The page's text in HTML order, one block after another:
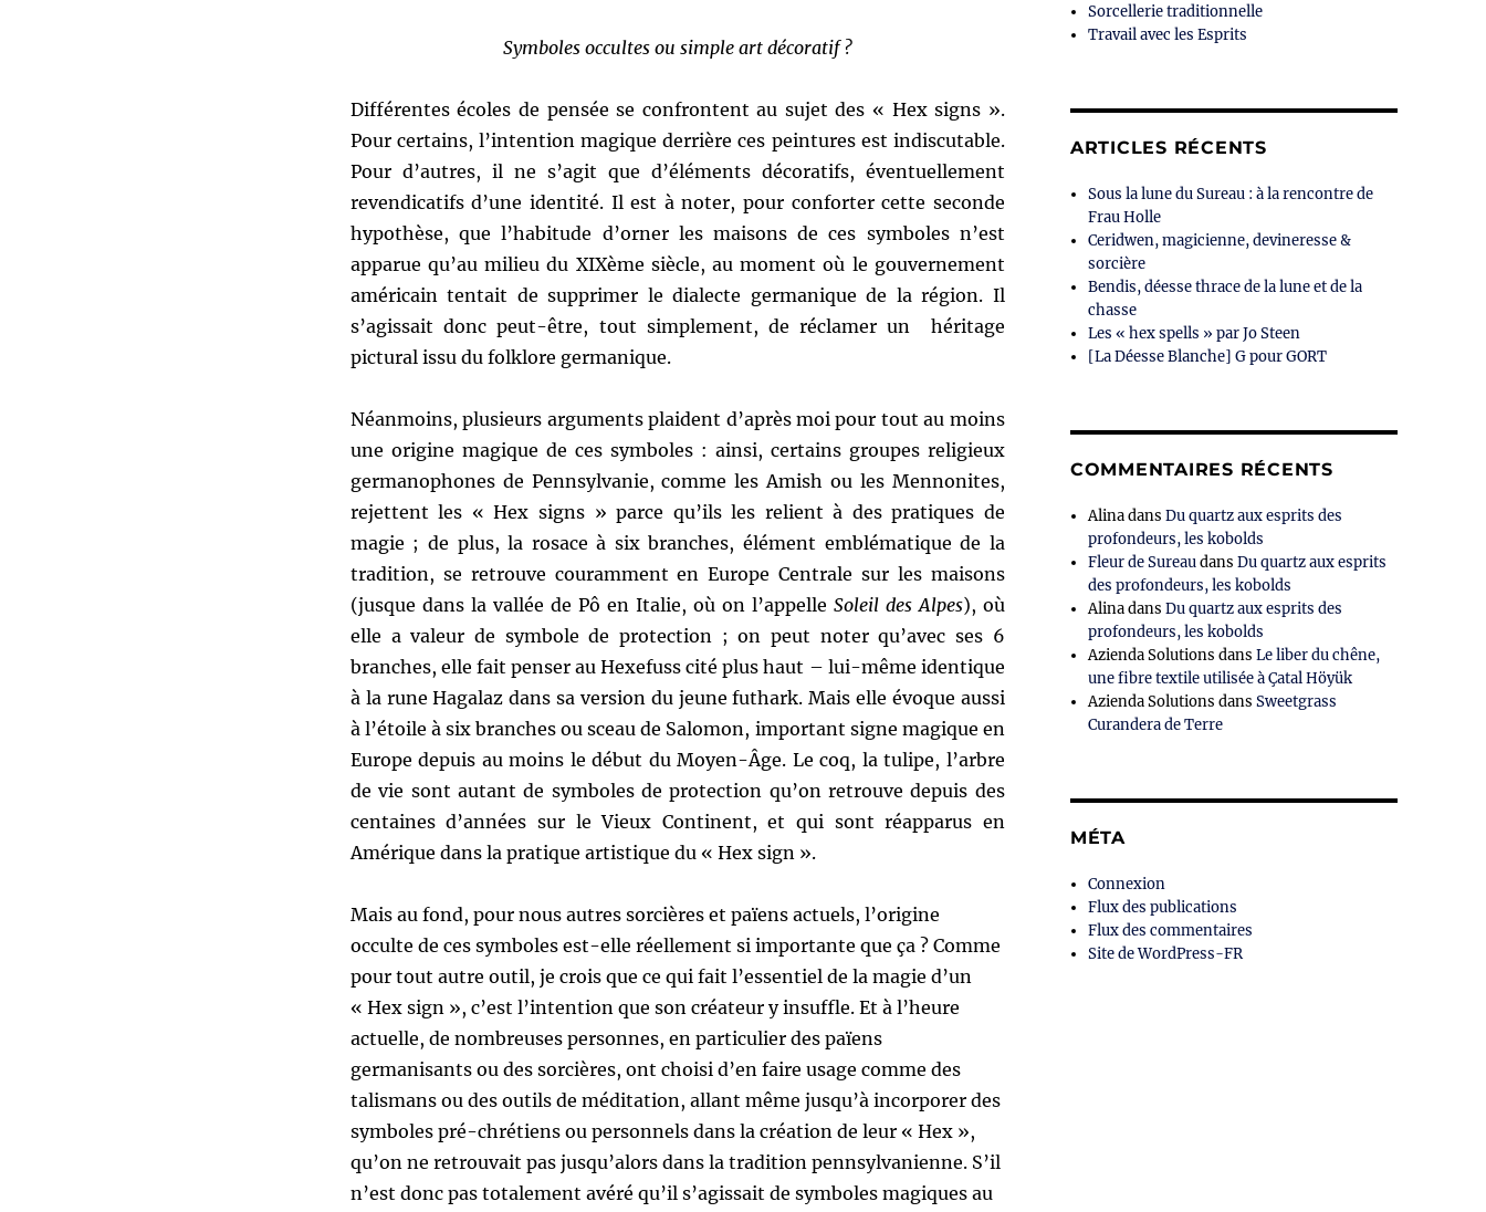
Symboles occultes ou simple art décoratif ?
Différentes écoles de pensée se confrontent au sujet des « Hex signs ».
Pour certains, l’intention magique derrière ces peintures est indiscutable.
Pour d’autres, il ne s’agit que d’éléments décoratifs, éventuellement
revendicatifs d’une identité. Il est à noter, pour conforter cette seconde
hypothèse, que l’habitude d’orner les maisons de ces symboles n’est
apparue qu’au milieu du XIXème siècle, au moment où le gouvernement
américain tentait de supprimer le dialecte germanique de la région. Il
s’agissait donc peut-être, tout simplement, de réclamer un héritage
pictural issu du folklore germanique.
Néanmoins, plusieurs arguments plaident d’après moi pour tout au moins
une origine magique de ces symboles : ainsi, certains groupes religieux
germanophones de Pennsylvanie, comme les Amish ou les Mennonites,
rejettent les « Hex signs » parce qu’ils les relient à des pratiques de
magie ; de plus, la rosace à six branches, élément emblématique de la
tradition, se retrouve couramment en Europe Centrale sur les maisons
(jusque dans la vallée de Pô en Italie, où on l’appelle Soleil des Alpes), où
elle a valeur de symbole de protection ; on peut noter qu’avec ses 6
branches, elle fait penser au Hexefuss cité plus haut – lui-même identique
à la rune Hagalaz dans sa version du jeune futhark. Mais elle évoque aussi
à l’étoile à six branches ou sceau de Salomon, important signe magique en
Europe depuis au moins le début du Moyen-Âge. Le coq, la tulipe, l’arbre
de vie sont autant de symboles de protection qu’on retrouve depuis des
centaines d’années sur le Vieux Continent, et qui sont réapparus en
Amérique dans la pratique artistique du « Hex sign ».
Mais au fond, pour nous autres sorcières et païens actuels, l’origine
occulte de ces symboles est-elle réellement si importante que ça ? Comme
pour tout autre outil, je crois que ce qui fait l’essentiel de la magie d’un
« Hex sign », c’est l’intention que son créateur y insuffle. Et à l’heure
actuelle, de nombreuses personnes, en particulier des païens
germanisants ou des sorcières, ont choisi d’en faire usage comme des
talismans ou des outils de méditation, allant même jusqu’à incorporer des
symboles pré-chrétiens ou personnels dans la création de leur « Hex »,
qu’on ne retrouvait pas jusqu’alors dans la tradition pennsylvanienne. S’il
n’est donc pas totalement avéré qu’il s’agissait de symboles magiques au
Sorcellerie traditionnelle
Travail avec les Esprits
ARTICLES RÉCENTS
Sous la lune du Sureau : à la rencontre de
Frau Holle
Ceridwen, magicienne, devineresse &
sorcière
Bendis, déesse thrace de la lune et de la
chasse
Les « hex spells » par Jo Steen
[La Déesse Blanche] G pour GORT
COMMENTAIRES RÉCENTS
AlinadansDu quartz aux esprits des
profondeurs, les kobolds
Fleur de SureaudansDu quartz aux esprits
des profondeurs, les kobolds
AlinadansDu quartz aux esprits des
profondeurs, les kobolds
Azienda Solutions dansLe liber du chêne,
une fibre textile utilisée à Çatal Höyük
Azienda Solutions dansSweetgrass
Curandera de Terre
MÉTA
Connexion
Flux des publications
Flux des commentaires
Site de WordPress-FR